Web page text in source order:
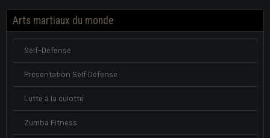
Arts martiaux du monde
Self-Défense
Présentation Self Défense
Lutte à la culotte
Zumba Fitness